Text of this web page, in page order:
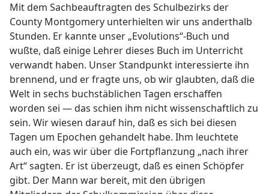
Mit dem Sachbeauftragten des Schulbezirks der
County Montgomery unterhielten wir uns anderthalb
Stunden. Er kannte unser „Evolutions“-Buch und
wußte, daß einige Lehrer dieses Buch im Unterricht
verwandt haben. Unser Standpunkt interessierte ihn
brennend, und er fragte uns, ob wir glaubten, daß die
Welt in sechs buchstäblichen Tagen erschaffen
worden sei — das schien ihm nicht wissenschaftlich zu
sein. Wir wiesen darauf hin, daß es sich bei diesen
Tagen um Epochen gehandelt habe. Ihm leuchtete
auch ein, was wir über die Fortpflanzung „nach ihrer
Art“ sagten. Er ist überzeugt, daß es einen Schöpfer
gibt. Der Mann war bereit, mit den übrigen